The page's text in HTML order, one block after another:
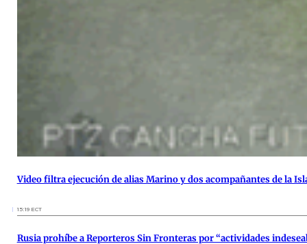
Video filtra ejecución de alias Marino y dos acompañantes de la
15:19 ECT
Rusia prohíbe a Reporteros Sin Fronteras por “actividades